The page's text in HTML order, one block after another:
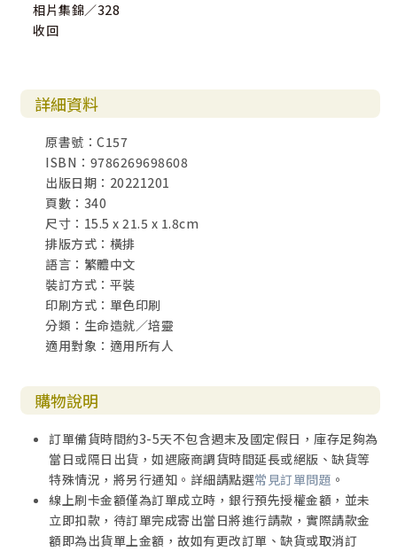
相片集錦／328
收回
詳細資料
原書號：C157
ISBN：9786269698608
出版日期：20221201
頁數：340
尺寸：15.5 x 21.5 x 1.8cm
排版方式：橫排
語言：繁體中文
裝訂方式：平裝
印刷方式：單色印刷
分類：生命造就／培靈
適用對象：適用所有人
購物說明
訂單備貨時間約3-5天不包含週末及國定假日，庫存足夠為
當日或隔日出貨，如遇廠商調貨時間延長或絕版、缺貨等
特殊情況，將另行通知。詳細請點選常見訂單問題 。
線上刷卡金額僅為訂單成立時，銀行預先授權金額，並未
立即扣款，待訂單完成寄出當日將進行請款，實際請款金
額即為出貨單上金額，故如有更改訂單、缺貨或取消訂